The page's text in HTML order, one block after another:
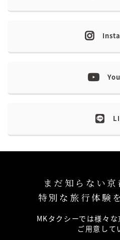
まだ知らない京
特別な旅行体験
MKタクシーでは様々
ご用意して